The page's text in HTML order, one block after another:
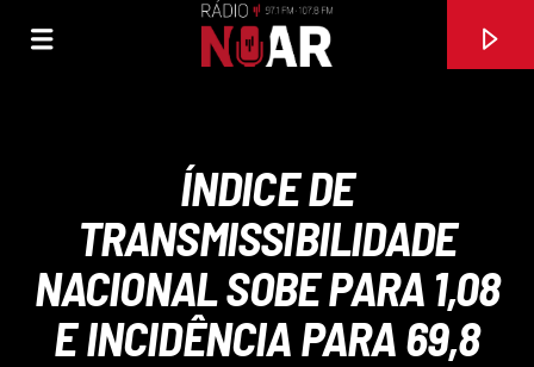
ÍNDICE DE
TRANSMISSIBILIDADE
NACIONAL SOBE PARA 1,08
E INCIDÊNCIA PARA 69,8